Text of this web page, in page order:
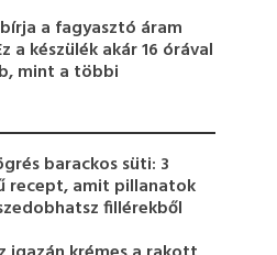
a fagyasztó áram
a készülék akár 16 órával
mint a többi
barackos süti: 3
recept, amit pillanatok
fillérekből